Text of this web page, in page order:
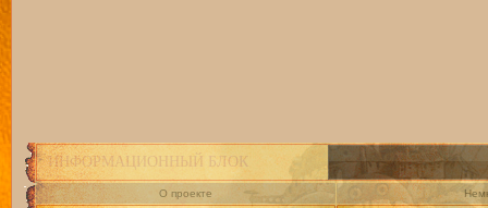
ИНФОРМАЦИОННЫЙ БЛОК
О проекте